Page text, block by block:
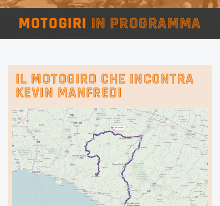
MOTOGIRI IN PROGRAMMA
IL MOTOGIRO CHE INCONTRA
KEVIN MANFREDI